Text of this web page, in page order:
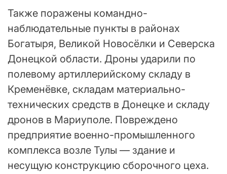
Также поражены командно-
наблюдательные пункты в районах
Богатыря, Великой Новосёлки и Северска
Донецкой области. Дроны ударили по
полевому артиллерийскому складу в
Кременёвке, складам материально-
технических средств в Донецке и складу
дронов в Мариуполе. Повреждено
предприятие военно-промышленного
комплекса возле Тулы — здание и
несущую конструкцию сборочного цеха.